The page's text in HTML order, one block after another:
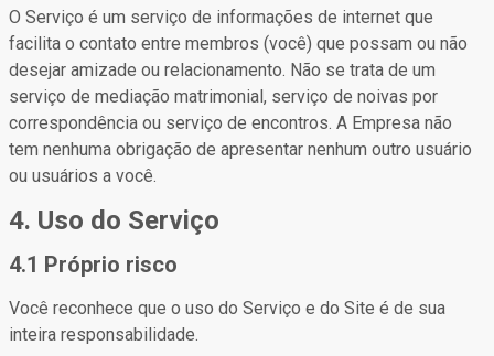
O Serviço é um serviço de informações de internet que
facilita o contato entre membros (você) que possam ou não
desejar amizade ou relacionamento. Não se trata de um
serviço de mediação matrimonial, serviço de noivas por
correspondência ou serviço de encontros. A Empresa não
tem nenhuma obrigação de apresentar nenhum outro usuário
ou usuários a você.
4. Uso do Serviço
4.1 Próprio risco
Você reconhece que o uso do Serviço e do Site é de sua
inteira responsabilidade.